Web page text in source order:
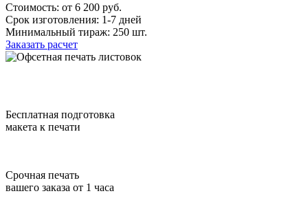
Стоимость: от 6 200 руб.
Срок изготовления: 1-7 дней
Минимальный тираж: 250 шт.
Заказать расчет
Бесплатная подготовка
макета к печати
Срочная печать
вашего заказа от 1 часа